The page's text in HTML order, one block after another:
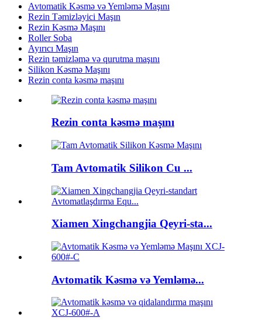
Avtomatik Kəsmə və Yemləmə Maşını
Rezin Təmizləyici Maşın
Rezin Kəsmə Maşını
Roller Soba
Ayırıcı Maşın
Rezin təmizləmə və qurutma maşını
Silikon Kəsmə Maşını
Rezin conta kəsmə maşını
Rezin conta kəsmə maşını
Tam Avtomatik Silikon Cu ...
Xiamen Xingchangjia Qeyri-sta...
Avtomatik Kəsmə və Yemləmə...